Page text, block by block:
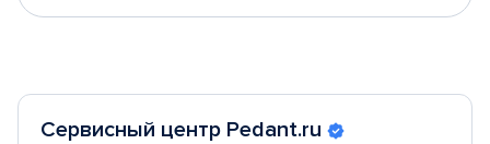
Сервисный центр Pedant.ru